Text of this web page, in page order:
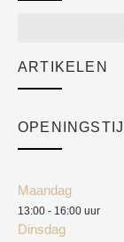
ARTIKELEN
Maandag
13:00 - 16:00 uur
Dinsdag